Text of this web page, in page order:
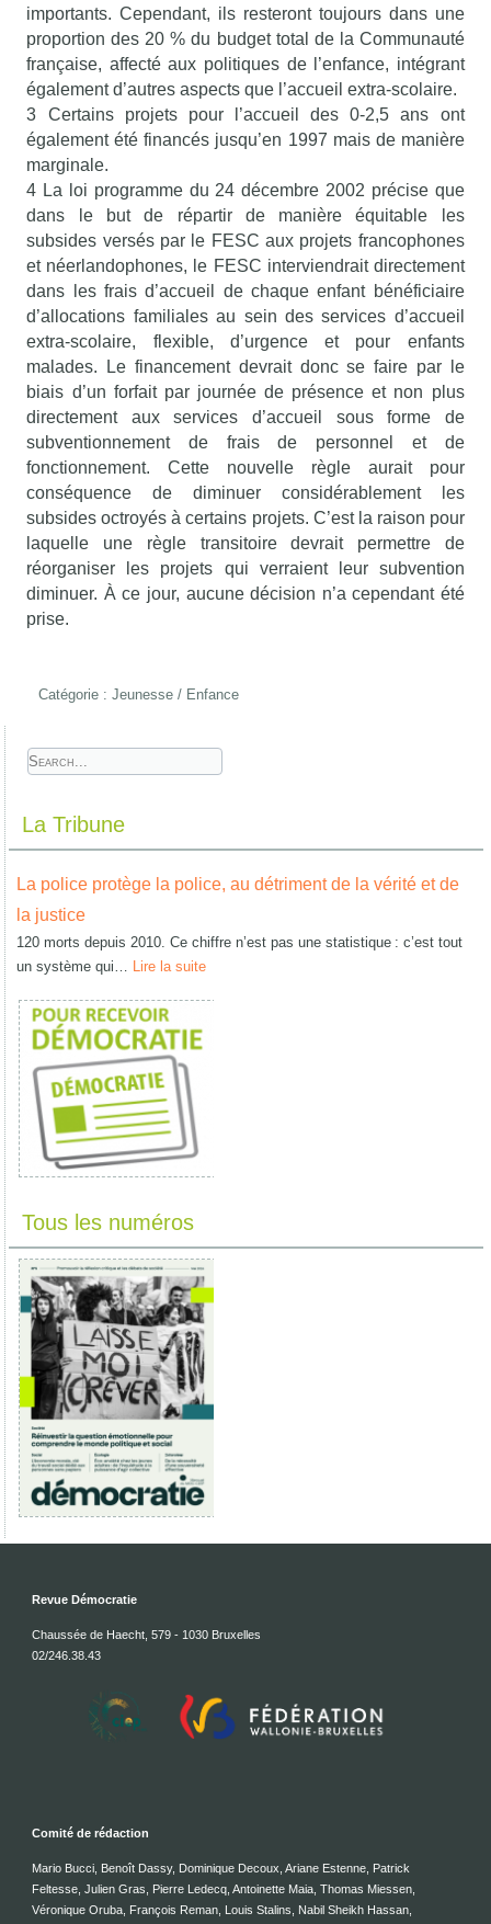
importants. Cependant, ils resteront toujours dans une
proportion des 20 % du budget total de la Communauté
française, affecté aux politiques de l’enfance, intégrant
également d’autres aspects que l’accueil extra-scolaire.
3 Certains projets pour l’accueil des 0-2,5 ans ont
également été financés jusqu’en 1997 mais de manière
marginale.
4 La loi programme du 24 décembre 2002 précise que
dans le but de répartir de manière équitable les
subsides versés par le FESC aux projets francophones
et néerlandophones, le FESC interviendrait directement
dans les frais d’accueil de chaque enfant bénéficiaire
d’allocations familiales au sein des services d’accueil
extra-scolaire, flexible, d’urgence et pour enfants
malades. Le financement devrait donc se faire par le
biais d’un forfait par journée de présence et non plus
directement aux services d’accueil sous forme de
subventionnement de frais de personnel et de
fonctionnement. Cette nouvelle règle aurait pour
conséquence de diminuer considérablement les
subsides octroyés à certains projets. C’est la raison pour
laquelle une règle transitoire devrait permettre de
réorganiser les projets qui verraient leur subvention
diminuer. À ce jour, aucune décision n’a cependant été
prise.
Catégorie :Jeunesse / Enfance
La Tribune
La police protège la police, au détriment de la vérité et de
la justice
120 morts depuis 2010. Ce chiffre n’est pas une statistique : c’est tout
un système qui… Lire la suite
Tous les numéros
Revue Démocratie
Chaussée de Haecht, 579 - 1030 Bruxelles
02/246.38.43
Comité de rédaction
Mario Bucci, Benoît Dassy, Dominique Decoux, Ariane Estenne, Patrick
Feltesse, Julien Gras, Pierre Ledecq, Antoinette Maia, Thomas Miessen,
Véronique Oruba, François Reman, Louis Stalins, Nabil Sheikh Hassan,